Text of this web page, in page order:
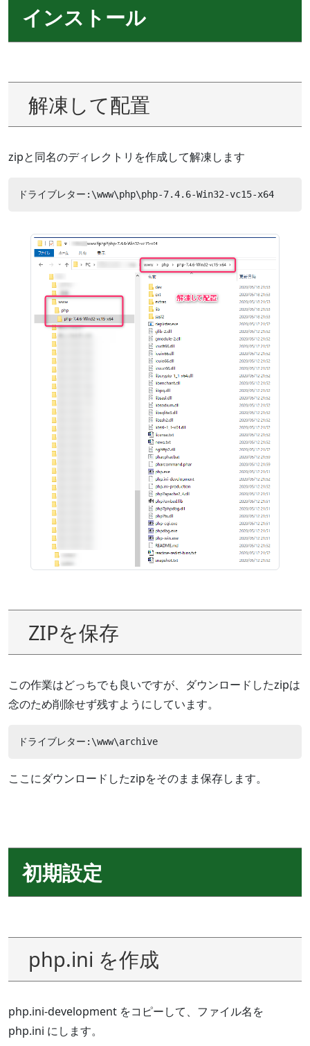
インストール
解凍して配置
zipと同名のディレクトリを作成して解凍します
ドライブレター:\www\php\php-7.4.6-Win32-vc15-x64
ZIPを保存
この作業はどっちでも良いですが、ダウンロードしたzipは
念のため削除せず残すようにしています。
ドライブレター:\www\archive
ここにダウンロードしたzipをそのまま保存します。
初期設定
php.ini を作成
php.ini-development をコピーして、ファイル名を
php.ini にします。